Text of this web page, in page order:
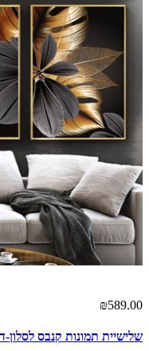
₪589.00
שלישיית תמונות קנבס לסלון-דגם